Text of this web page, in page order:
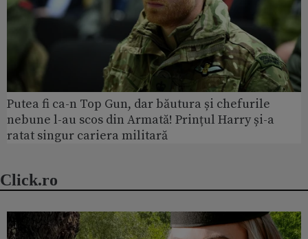
Putea fi ca-n Top Gun, dar băutura și chefurile
nebune l-au scos din Armată! Prințul Harry și-a
ratat singur cariera militară
Click.ro